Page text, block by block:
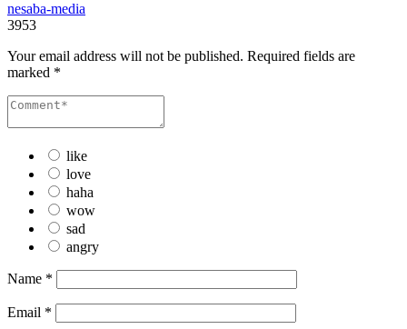
nesaba-media
3953
Your email address will not be published. Required fields are
marked *
like
love
haha
wow
sad
angry
Name *
Email *